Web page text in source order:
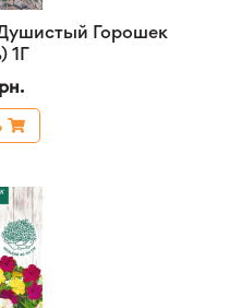
Горошек
1Г